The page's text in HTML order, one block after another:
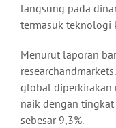
langsung pada
termasuk teknologi
Menurut laporan
global diperkirakan
naik dengan
sebesar 9,3%.